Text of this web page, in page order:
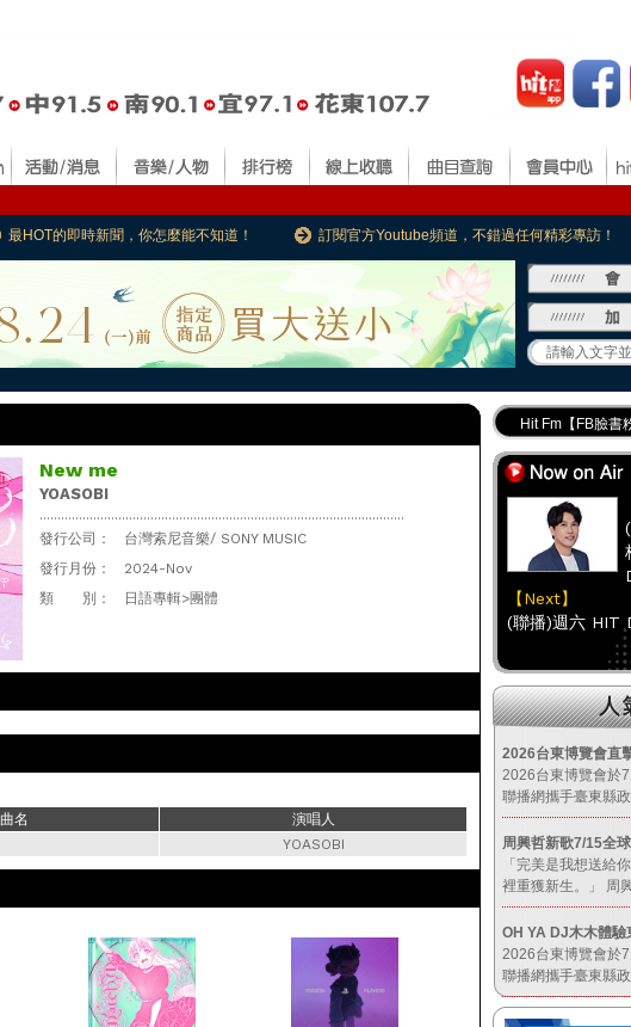
最HOT的即時新聞，你怎麼能不知道！ 訂閱官方Youtube頻道，不錯過任何精彩專訪！
New me
YOASOBI
......................................................................................................
發行公司：
台灣索尼音樂/ SONY MUSIC
發行月份：
2024-Nov
類 別：
日語專輯>團體
曲名
演唱人
YOASOBI
Hit Fm【FB臉書
最專業《DJ推薦
好康報報 最新優
Hit Fm的【IG】
【Next】
(聯播)週六 HIT
【Next】
(聯播)週六 HIT
【Next】
(聯播)週六 HIT
2026台東博覽會直
2026台東博覽會於
聯播網攜手臺東縣
周興哲新歌7/15全
「完美是我想送給
裡重獲新生。」 周
OH YA DJ木木體驗
2026台東博覽會於
聯播網攜手臺東縣